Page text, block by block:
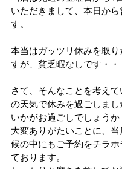
いただきまして、本日か
す。
本当はガッツリ休みを取
すが、貧乏暇なしです・
さて、そんなことを考え
の天気で休みを過ごしまし
いかがお過ごしでしょうか
大変ありがたいことに、
候の中にもご予約をチラホ
ております。